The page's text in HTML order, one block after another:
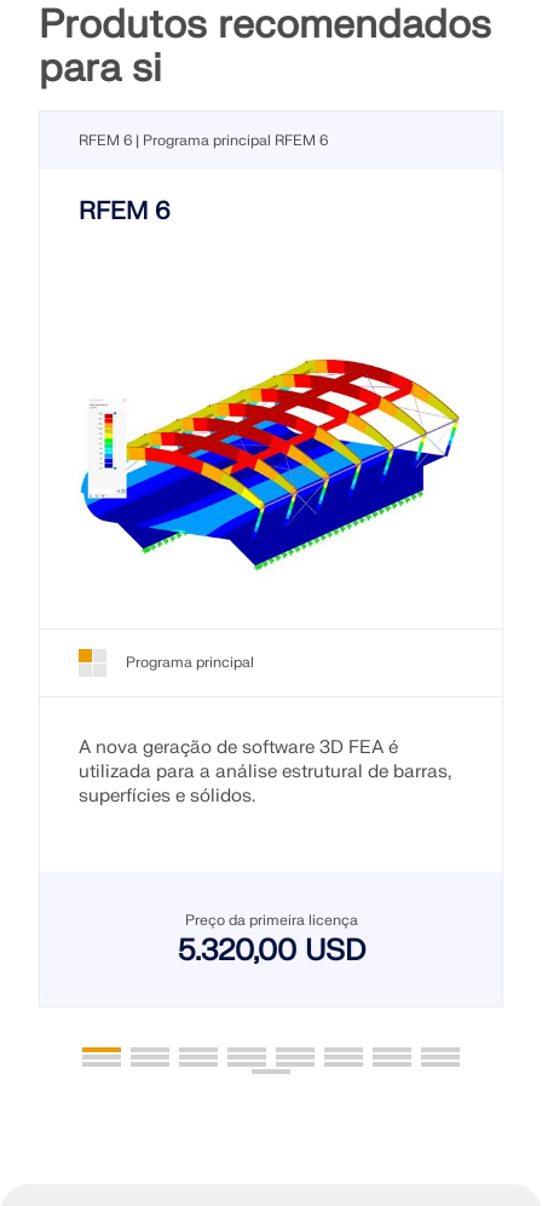
Produtos recomendados
para si
RFEM 6 | Programa principal RFEM 6
RFEM 6
Programa principal
A nova geração de software 3D FEA é
utilizada para a análise estrutural de barras,
superfícies e sólidos.
Preço da primeira licença
5.320,00 USD